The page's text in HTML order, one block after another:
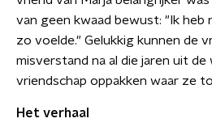
van geen kwaad bewust: "Ik
zo voelde." Gelukkig kunnen de
misverstand na al die jaren uit de
vriendschap oppakken waar ze
Het verhaal